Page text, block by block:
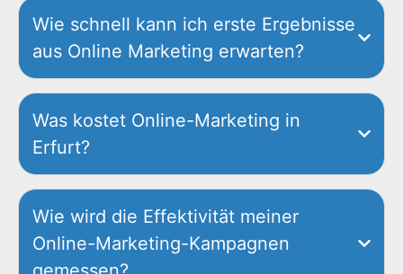
Wie schnell kann ich erste Ergebnisse
aus Online Marketing erwarten?
Was kostet Online-Marketing in
Erfurt?
Wie wird die Effektivität meiner
Online-Marketing-Kampagnen